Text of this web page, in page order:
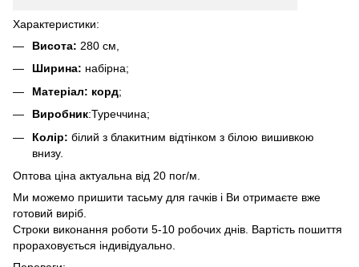
Характеристики:
Висота: 280 см,
Ширина: набірна;
Матеріал: корд;
Виробник:Туреччина;
Колір: білий з блакитним відтінком з білою вишивкою
внизу.
Оптова ціна актуальна від 20 пог/м.
Ми можемо пришити тасьму для гачків і Ви отримаєте вже
готовий виріб.
Строки виконання роботи 5-10 робочих днів. Вартість пошиття
прораховується індивідуально.